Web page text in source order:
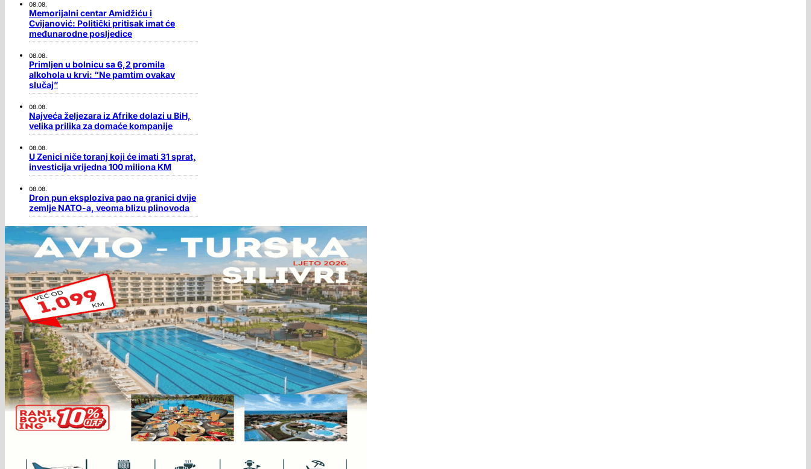
08.08.
Memorijalni centar Amidžiću i
Cvijanović: Politički pritisak imat će
međunarodne posljedice
08.08.
Primljen u bolnicu sa 6,2 promila
alkohola u krvi: “Ne pamtim ovakav
slučaj”
08.08.
Najveća željezara iz Afrike dolazi u BiH,
velika prilika za domaće kompanije
08.08.
U Zenici niče toranj koji će imati 31 sprat,
investicija vrijedna 100 miliona KM
08.08.
Dron pun eksploziva pao na granici dvije
zemlje NATO-a, veoma blizu plinovoda